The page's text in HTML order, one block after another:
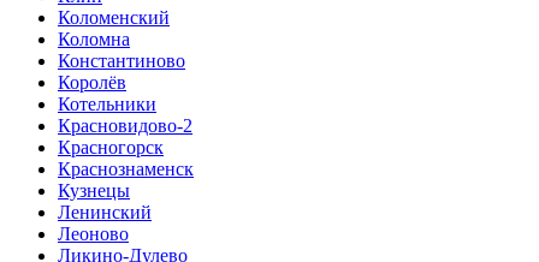
Коломенский
Коломна
Константиново
Королёв
Котельники
Красновидово-2
Красногорск
Краснознаменск
Кузнецы
Ленинский
Леоново
Ликино-Дулево